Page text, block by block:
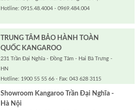
Hotline: 0915.48.4004 - 0969.484.004
TRUNG TÂM BẢO HÀNH TOÀN
QUỐC KANGAROO
231 Trần Đại Nghĩa - Đồng Tâm - Hai Bà Trưng -
HN
Hotline: 1900 55 55 66 - Fax: 043 628 3115
Showroom Kangaroo Trần Đại Nghĩa -
Hà Nội